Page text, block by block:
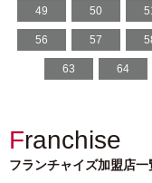
49 50
56 57
63 64
Franchise
フランチャイズ加盟店一